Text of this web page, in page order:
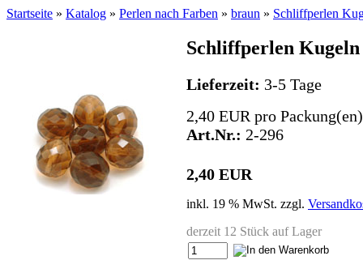
Startseite » Katalog » Perlen nach Farben » braun » Schliffperlen
Schliffperlen
Lieferzeit: 3-5 Tage
2,40 EUR pro
Art.Nr.: 2-296
2,40 EUR
inkl. 19 % MwSt. zzgl.
derzeit 12 Stück auf Lager